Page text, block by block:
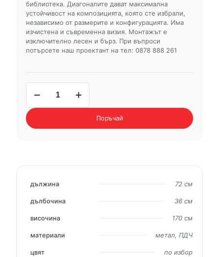
библиотека. Диагоналите дават максимална
устойчивост на композицията, която сте избрали,
независимо от размерите и конфигурацията. Има
изчистена и съвременна визия. Монтажът е
изключително лесен и бърз. При въпроси
потърсете наш проектант на тел: 0878 888 261
29
АРИА
Поръчай
дължина 72 см
дълбочина 36 см
височина 170 см
материали метал, ПДЧ
цвят по избор